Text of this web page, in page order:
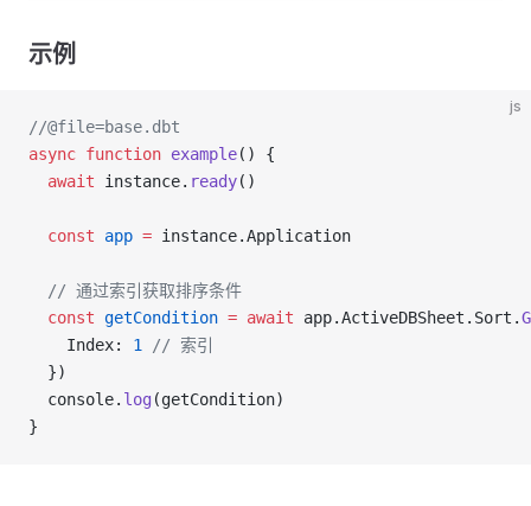
示例
js
//@file=base.dbt
async function example() {
  await
instance. ready()
  const
app = instance.Application
  // 通过索引获取排序条件
  const
getCondition = await app.ActiveDBSheet.Sort.
    Index:
1
// 索引
  })
  console.
log (getCondition)
}